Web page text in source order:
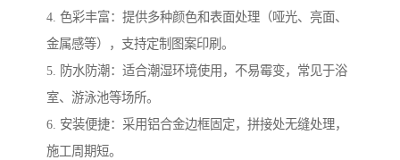
4. 色彩丰富：提供多种颜色和表面处理（哑光、亮面、
金属感等），支持定制图案印刷。
5. 防水防潮：适合潮湿环境使用，不易霉变，常见于浴
室、游泳池等场所。
6. 安装便捷：采用铝合金边框固定，拼接处无缝处理，
施工周期短。